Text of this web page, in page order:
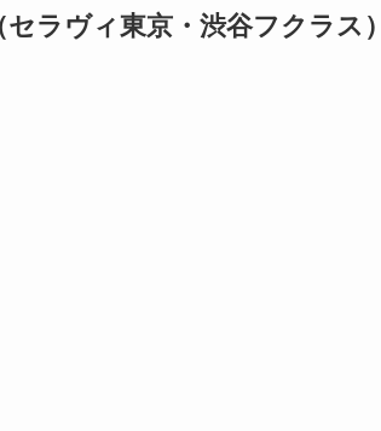
セラヴィ東京・渋谷フクラス